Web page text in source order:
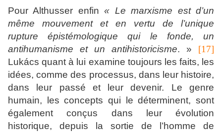
Pour Althusser enfin« Le marxisme est d’un
même mouvement et en vertu de l’unique
rupture épistémologique qui le fonde, un
antihumanisme et un antihistoricisme. » [17]
Lukács quant à lui examine toujours les faits, les
idées, comme des processus, dans leur histoire,
dans leur passé et leur devenir. Le genre
humain, les concepts qui le déterminent, sont
également conçus dans leur évolution
historique, depuis la sortie de l’homme de